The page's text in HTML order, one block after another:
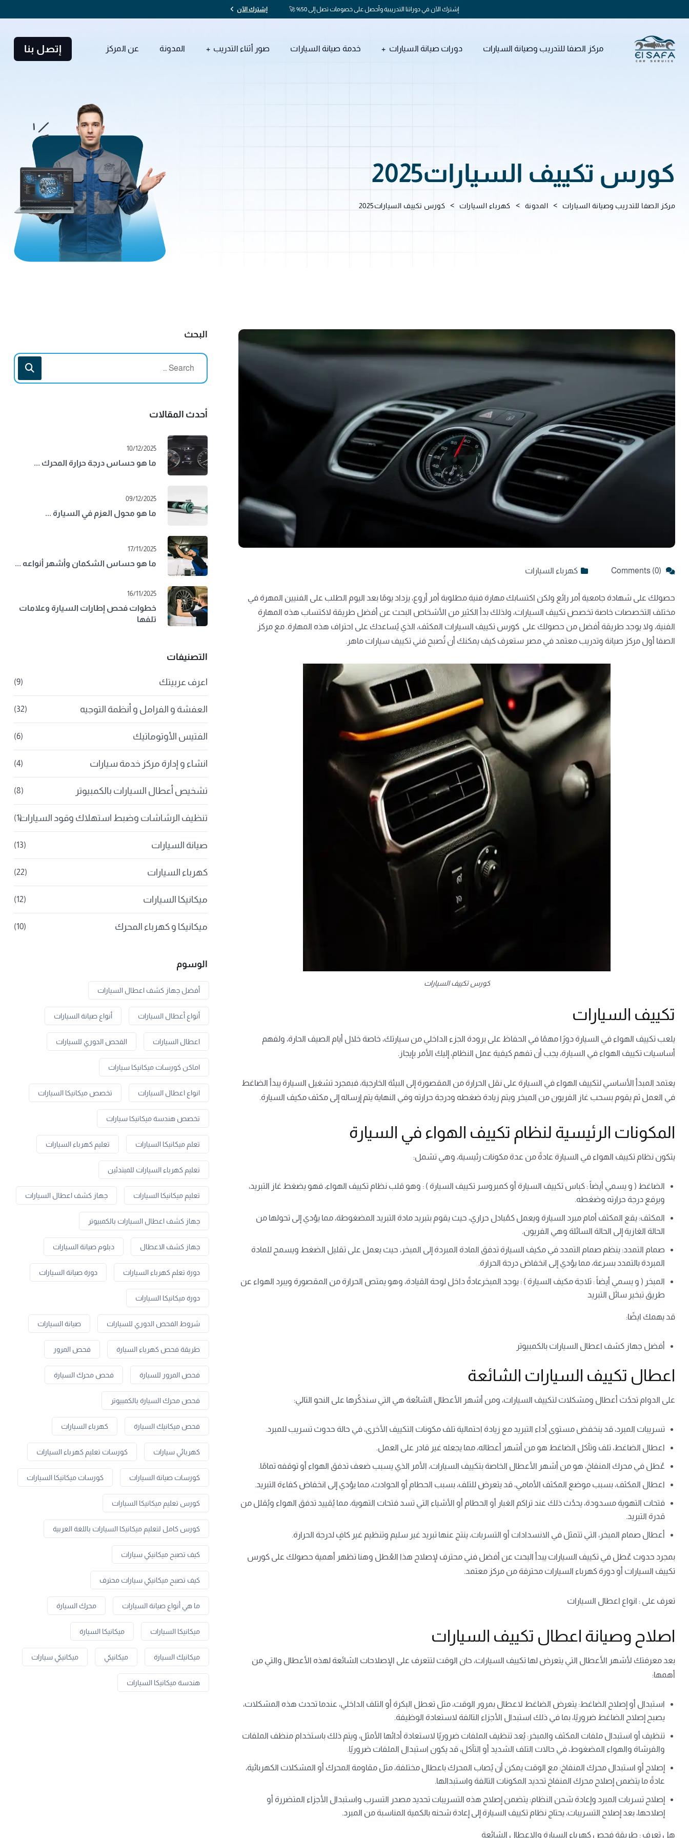
إشترك الآن في دوراتنا التدريبية وأحصل على خصومات تصل إلى 50% 🚀 إشترك الآن
مركز الصفا للتدريب وصيانة السيارات دورات صيانة السيارات خدمة صيانة السيارات صور أثناء التدريب المدونة عن المركز إتصل بنا
كورس تكييف السيارات2025
مركز الصفا للتدريب وصيانة السيارات > المدونة > كهرباء السيارات > كورس تكييف السيارات2025
كهرباء السيارات
حصولك على شهادة جامعية أمر رائع ولكن اكتسابك مهارة فنية مطلوبة أمر أروع، يزداد يومًا بعد اليوم الطلب على الفنيين المهرة في
مختلف التخصصات خاصة تخصص تكييف السيارات، ولذلك بدأ الكثير من الأشخاص البحث عن أفضل طريقة لاكتساب هذه المهارة
الفنية، ولا يوجد طريقة أفضل من حصولك على كورس تكييف السيارات المكثف، الذي يُساعدك على احتراف هذه المهارة. مع مركز
الصفا أول مركز صيانة وتدريب معتمد في مصر ستعرف كيف يمكنك أن تُصبح فني تكييف سيارات ماهر.
كورس تكييف السيارات
تكييف السيارات
يلعب تكييف الهواء في السيارة دورًا مهمًا في الحفاظ على برودة الجزء الداخلي من سيارتك، خاصة خلال أيام الصيف الحارة، ولفهم
أساسيات تكييف الهواء في السيارة، يجب أن تفهم كيفية عمل النظام، إليك الأمر بإيجاز.
يعتمد المبدأ الأساسي لتكييف الهواء في السيارة على نقل الحرارة من المقصورة إلى البيئة الخارجية، فبمجرد تشغيل السيارة يبدأ الضاغط
في العمل ثم يقوم بسحب غاز الفريون من المبخر ويتم زيادة ضغطه ودرجة حرارته وفي النهاية يتم إرساله إلى مكثف مكيف السيارة.
المكونات الرئيسية لنظام تكييف الهواء في السيارة
يتكون نظام تكييف الهواء في السيارة عادةً من عدة مكونات رئيسية، وهي تشمل:
الضاغط ( و يسمي أيضاً : كباس تكييف السيارة أو كمبروسر تكييف السيارة ) : وهو قلب نظام تكييف الهواء، فهو يضغط غاز التبريد،
ويرفع درجة حرارته وضغطه.
المكثف: يقع المكثف أمام مبرد السيارة ويعمل كمُبادل حراري، حيث يقوم بتبريد مادة التبريد المضغوطة، مما يؤدي إلى تحولها من
الحالة الغازية إلى الحالة السائلة وهي الفريون.
صمام التمدد: ينظم صمام التمدد في مكيف السيارة تدفق المادة المبردة إلى المبخر، حيث يعمل على تقليل الضغط ويسمح للمادة
المبردة بالتمدد بسرعة، مما يؤدي إلى انخفاض درجة الحرارة.
المبخر ( و يسمي أيضاً : ثلاجة مكيف السيارة ) : يوجد المبخرعادةً داخل لوحة القيادة، وهو يمتص الحرارة من المقصورة ويبرد الهواء عن
طريق تبخير سائل التبريد
قد يهمك ايضًا:
أفضل جهاز كشف اعطال السيارات بالكمبيوتر
اعطال تكييف السيارات الشائعة
على الدوام تحدُث أعطال ومشكلات لتكييف السيارات، ومن أشهر الأعطال الشائعة هي التي سنذكُرها على النحو التالي:
تسريبات المبرد، قد ينخفض مستوى أداء التبريد مع زيادة احتمالية تلف مكونات التكييف الأخرى، في حالة حدوث تسريب للمبرد.
اعطال الضاغط، تلف وتآكل الضاغط هو من أشهر أعطاله، مما يجعله غير قادر على العمل.
عُطل في محرك المنفاخ، هو من أشهر الأعطال الخاصة بتكييف السيارات، الأمر الذي يسبب ضعف تدفق الهواء أو توقفه تمامًا.
اعطال المكثف، بسبب موضع المكثف الأمامي، قد يتعرض للتلف، بسبب الحطام أو الحوادث، مما يؤدي إلى انخفاض كفاءة التبريد.
فتحات التهوية مسدودة، يحدُث ذلك عند تراكم الغبار أو الحطام أو الأشياء التي تسد فتحات التهوية، مما يُقييد تدفق الهواء ويُقلل من
قدرة التبريد.
أعطال صمام المبخر، التي تتمثل في الانسدادات أو التسربات، ينتج عنها تبريد غير سليم وتنظيم غير كافٍ لدرجة الحرارة.
بمجرد حدوث عُطل في تكييف السيارات يبدأ البحث عن أفضل فني محترف لإصلاح هذا العُطل وهنا تظهر أهمية حصولك على كورس
تكييف السيارات أو دورة كهرباء السيارات محترفة من مركز معتمد.
تعرف على : انواع اعطال السيارات
اصلاح وصيانة اعطال تكييف السيارات
بعد معرفتك لأشهر الأعطال التي يتعرض لها تكييف السيارات، حان الوقت لتتعرف على الإصلاحات الشائعة لهذه الأعطال والتي من
أهمها:
استبدال أو إصلاح الضاغط: يتعرض الضاغط لاعطال بمرور الوقت، مثل تعطل البكرة أو التلف الداخلي، عندما تحدث هذه المشكلات،
يصبح إصلاح الضاغط ضروريًا، بما في ذلك استبدال الأجزاء التالفة لاستعادة الوظيفة.
تنظيف أو استبدال ملفات المكثف والمبخر : يُعد تنظيف الملفات ضروريًا لاستعادة أدائها الأمثل، ويتم ذلك باستخدام منظف الملفات
والفرشاة والهواء المضغوط، في حالات التلف الشديد أو التآكل، قد يكون استبدال الملفات ضروريًا.
إصلاح أو استبدال محرك المنفاخ: مع الوقت يمكن أن يُصاب المحرك باعطال مختلفة، مثل مقاومة المحرك أو المشكلات الكهربائية،
عادةً ما يتضمن إصلاح محرك المنفاخ تحديد المكونات التالفة واستبدالها.
إصلاح تسربات المبرد وإعادة شحن النظام: يتضمن إصلاح هذه التسريبات تحديد مصدر التسرب واستبدال الأجزاء المتضررة أو
إصلاحها، بعد إصلاح التسريبات، يحتاج نظام تكييف السيارة إلى إعادة شحنه بالكمية المناسبة من المبرد.
هل تعرف : طريقة فحص كهرباء السيارة والاعطال الشائعة
البحث
أحدث المقالات
10/12/2025
ما هو حساس درجة حرارة المحرك ...
09/12/2025
ما هو محول العزم في السيارة ...
17/11/2025
ما هو حساس الشكمان وأشهر أنواعه ...
16/11/2025
خطوات فحص إطارات السيارة وعلامات
تلفها
التصنيفات
اعرف عربيتك (9)
العفشة و الفرامل و أنظمة التوجيه (32)
الفتيس الأوتوماتيك (6)
انشاء و إدارة مركز خدمة سيارات (4)
تشخيص أعطال السيارات بالكمبيوتر (8)
تنظيف الرشاشات وضبط استهلاك وقود السيارات
(1)
صيانة السيارات (13)
كهرباء السيارات (22)
ميكانيكا السيارات (12)
ميكانيكا و كهرباء المحرك (10)
الوسوم
أفضل جهاز كشف اعطال السيارات
أنواع أعطال السيارات أنواع صيانة السيارات
اعطال السيارات الفحص الدوري للسيارات
اماكن كورسات ميكانيكا سيارات
انواع اعطال السيارات تخصص ميكانيكا السيارات
تخصص هندسة ميكانيكا سيارات
تعلم ميكانيكا السيارات تعليم كهرباء السيارات
تعليم كهرباء السيارات للمبتدئين
تعليم ميكانيكا السيارات جهاز كشف اعطال السيارات
جهاز كشف اعطال السيارات بالكمبيوتر
جهاز كشف الاعطال دبلوم صيانة السيارات
دورة تعلم كهرباء السيارات دورة صيانة السيارات
دورة ميكانيكا السيارات
شروط الفحص الدوري للسيارات صيانة السيارات
طريقة فحص كهرباء السيارة فحص المرور
فحص المرور للسيارة فحص محرك السيارة
فحص محرك السيارة بالكمبيوتر
فحص ميكانيك السيارة كهرباء السيارات
كهربائي سيارات كورسات تعليم كهرباء السيارات
كورسات صيانة السيارات كورسات ميكانيكا السيارات
كورس تعليم ميكانيكا السيارات
كورس كامل لتعليم ميكانيكا السيارات باللغة العربية
كيف تصبح ميكانيكي سيارات
كيف تصبح ميكانيكي سيارات محترف
ما هي أنواع صيانة السيارات محرك السيارة
ميكانيكا السيارات ميكانيكا السيارة
ميكانيك السيارة ميكانيكي ميكانيكي سيارات
هندسة ميكانيكا السيارات